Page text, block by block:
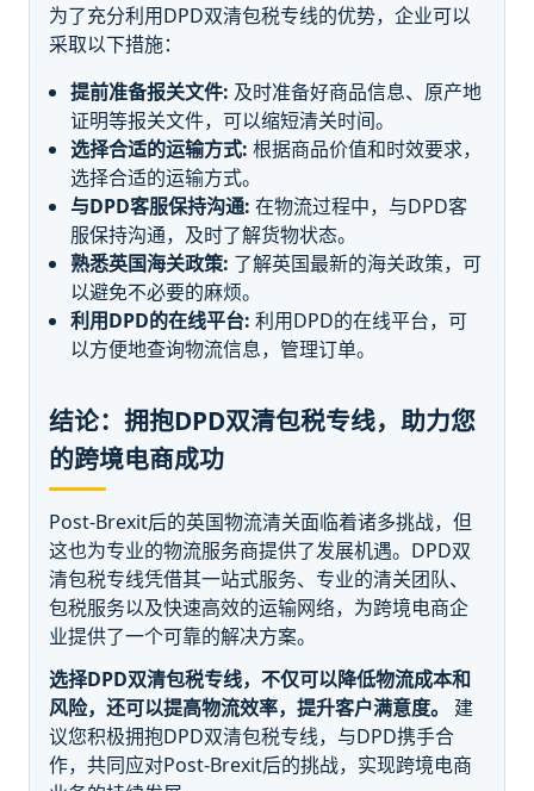
为了充分利用DPD双清包税专线的优势，企业可以
采取以下措施：
提前准备报关文件: 及时准备好商品信息、原产地
证明等报关文件，可以缩短清关时间。
选择合适的运输方式: 根据商品价值和时效要求，
选择合适的运输方式。
与DPD客服保持沟通: 在物流过程中，与DPD客
服保持沟通，及时了解货物状态。
熟悉英国海关政策: 了解英国最新的海关政策，可
以避免不必要的麻烦。
利用DPD的在线平台: 利用DPD的在线平台，可
以方便地查询物流信息，管理订单。
结论：拥抱DPD双清包税专线，助力您
的跨境电商成功
Post-Brexit后的英国物流清关面临着诸多挑战，但
这也为专业的物流服务商提供了发展机遇。DPD双
清包税专线凭借其一站式服务、专业的清关团队、
包税服务以及快速高效的运输网络，为跨境电商企
业提供了一个可靠的解决方案。
选择DPD双清包税专线，不仅可以降低物流成本和
风险，还可以提高物流效率，提升客户满意度。
建
议您积极拥抱DPD双清包税专线，与DPD携手合
作，共同应对Post-Brexit后的挑战，实现跨境电商